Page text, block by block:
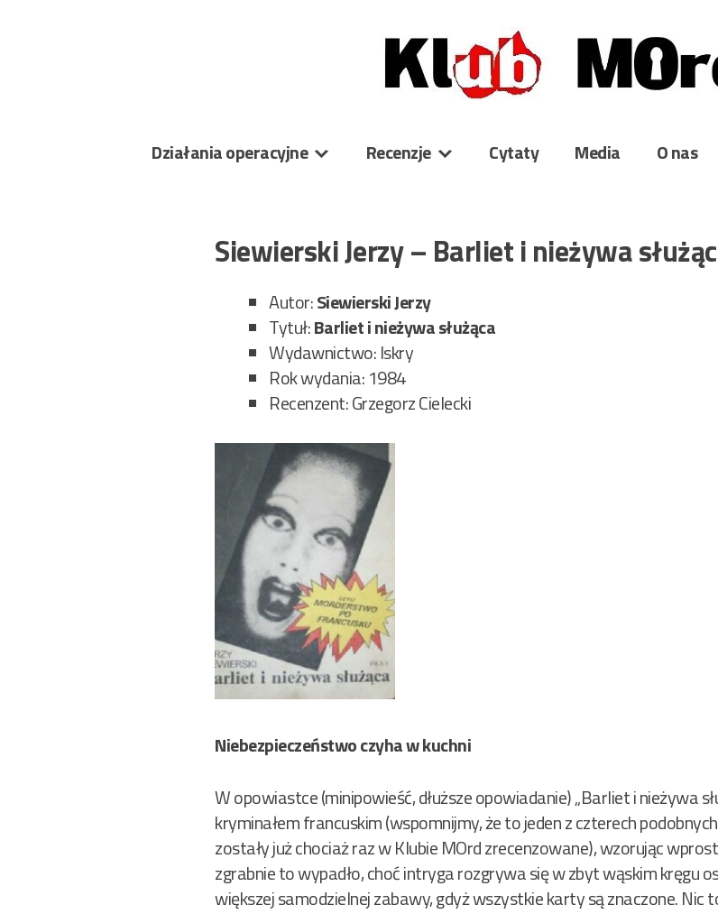
Działania operacyjne Recenzje Cytaty Media O nas
Siewierski Jerzy – Barliet i nieżywa
Autor:Siewierski Jerzy
Tytuł:Barliet i nieżywa służąca
Wydawnictwo: Iskry
Rok wydania: 1984
Recenzent: Grzegorz Cielecki
Niebezpieczeństwo czyha w kuchni
W opowiastce (minipowieść, dłuższe opowiadanie) „Barliet i nieżywa
kryminałem francuskim (wspomnijmy, że to jeden z czterech
zostały już chociaż raz w Klubie MOrd zrecenzowane), wzorując
zgrabnie to wypadło, choć intryga rozgrywa się w zbyt wąskim kręgu
większej samodzielnej zabawy, gdyż wszystkie karty są znaczone. Nic